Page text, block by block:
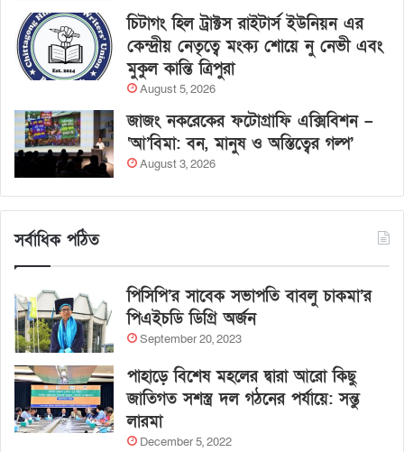
চিটাগং হিল ট্রাক্টস রাইটার্স ইউনিয়ন এর
কেন্দ্রীয় নেতৃত্বে মংক্য শোয়ে নু নেভী এবং
মুকুল কান্তি ত্রিপুরা
August 5, 2026
জাজং নকরেকের ফটোগ্রাফি এক্সিবিশন –
‘আ’বিমা: বন, মানুষ ও অস্তিত্বের গল্প’
August 3, 2026
সর্বাধিক পঠিত
পিসিপি’র সাবেক সভাপতি বাবলু চাকমা’র
পিএইচডি ডিগ্রি অর্জন
September 20, 2023
পাহাড়ে বিশেষ মহলের দ্বারা আরো কিছু
জাতিগত সশস্ত্র দল গঠনের পর্যায়ে: সন্তু
লারমা
December 5, 2022